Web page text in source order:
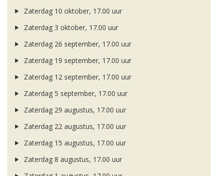
Zaterdag 10 oktober, 17.00 uur
Zaterdag 3 oktober, 17.00 uur
Zaterdag 26 september, 17.00 uur
Zaterdag 19 september, 17.00 uur
Zaterdag 12 september, 17.00 uur
Zaterdag 5 september, 17.00 uur
Zaterdag 29 augustus, 17.00 uur
Zaterdag 22 augustus, 17.00 uur
Zaterdag 15 augustus, 17.00 uur
Zaterdag 8 augustus, 17.00 uur